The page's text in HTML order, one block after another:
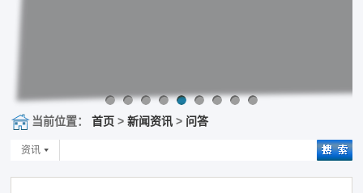
当前位置： 首页 >新闻资讯 > 问答
资讯